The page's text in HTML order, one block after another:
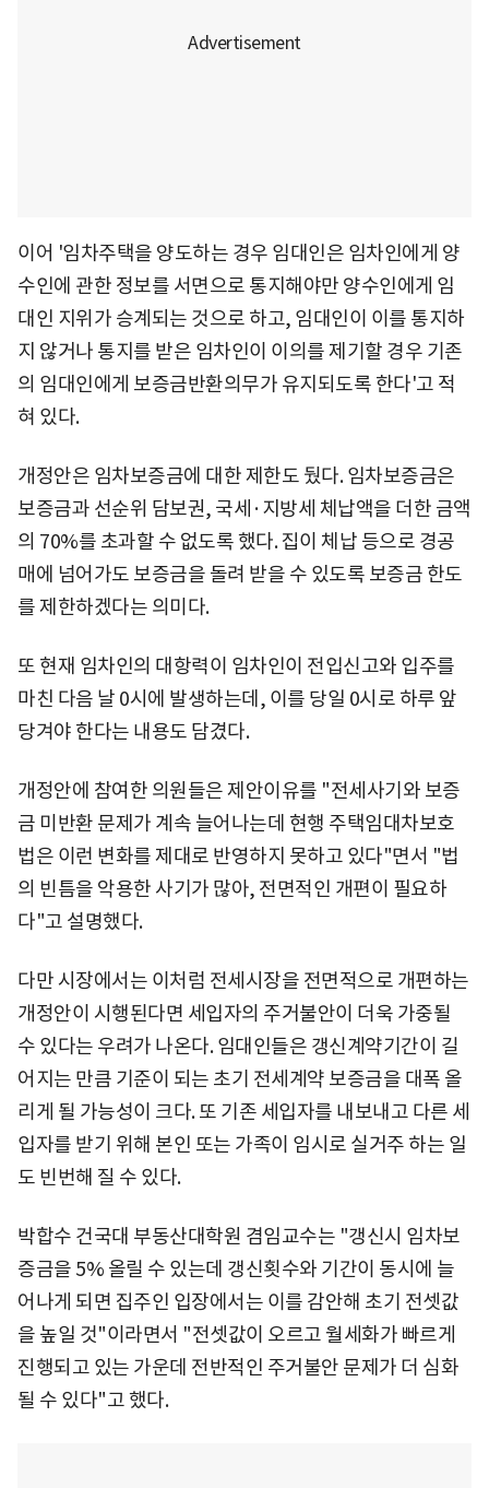
이어 '임차주택을 양도하는 경우 임대인은 임차인에게 양
수인에 관한 정보를 서면으로 통지해야만 양수인에게 임
대인 지위가 승계되는 것으로 하고, 임대인이 이를 통지하
지 않거나 통지를 받은 임차인이 이의를 제기할 경우 기존
의 임대인에게 보증금반환의무가 유지되도록 한다'고 적
혀 있다.
개정안은 임차보증금에 대한 제한도 뒀다. 임차보증금은
보증금과 선순위 담보권, 국세·지방세 체납액을 더한 금액
의 70%를 초과할 수 없도록 했다. 집이 체납 등으로 경공
매에 넘어가도 보증금을 돌려 받을 수 있도록 보증금 한도
를 제한하겠다는 의미다.
또 현재 임차인의 대항력이 임차인이 전입신고와 입주를
마친 다음 날 0시에 발생하는데, 이를 당일 0시로 하루 앞
당겨야 한다는 내용도 담겼다.
개정안에 참여한 의원들은 제안이유를 "전세사기와 보증
금 미반환 문제가 계속 늘어나는데 현행 주택임대차보호
법은 이런 변화를 제대로 반영하지 못하고 있다"면서 "법
의 빈틈을 악용한 사기가 많아, 전면적인 개편이 필요하
다"고 설명했다.
다만 시장에서는 이처럼 전세시장을 전면적으로 개편하는
개정안이 시행된다면 세입자의 주거불안이 더욱 가중될
수 있다는 우려가 나온다. 임대인들은 갱신계약기간이 길
어지는 만큼 기준이 되는 초기 전세계약 보증금을 대폭 올
리게 될 가능성이 크다. 또 기존 세입자를 내보내고 다른 세
입자를 받기 위해 본인 또는 가족이 임시로 실거주 하는 일
도 빈번해 질 수 있다.
박합수 건국대 부동산대학원 겸임교수는 "갱신시 임차보
증금을 5% 올릴 수 있는데 갱신횟수와 기간이 동시에 늘
어나게 되면 집주인 입장에서는 이를 감안해 초기 전셋값
을 높일 것"이라면서 "전셋값이 오르고 월세화가 빠르게
진행되고 있는 가운데 전반적인 주거불안 문제가 더 심화
될 수 있다"고 했다.